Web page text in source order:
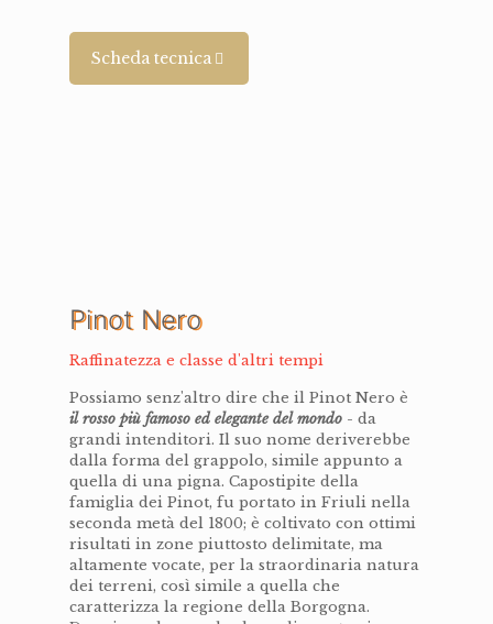
Scheda tecnica
Pinot Nero
Raffinatezza e classe d'altri tempi
Possiamo senz'altro dire che il Pinot Nero è
il rosso più famoso ed elegante del mondo - da
grandi intenditori. Il suo nome deriverebbe
dalla forma del grappolo, simile appunto a
quella di una pigna. Capostipite della
famiglia dei Pinot, fu portato in Friuli nella
seconda metà del 1800; è coltivato con ottimi
risultati in zone piuttosto delimitate, ma
altamente vocate, per la straordinaria natura
dei terreni, così simile a quella che
caratterizza la regione della Borgogna.